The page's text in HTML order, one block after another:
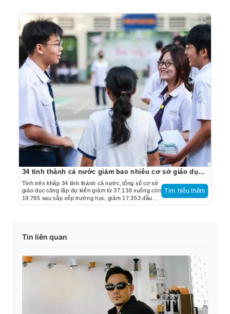
34 tỉnh thành cả nước giảm bao nhiêu cơ sở giáo dục sau sắp xếp trường học?
Tính trên khắp 34 tỉnh thành cả nước, tổng số cơ sở
giáo dục công lập dự kiến giảm từ 37.138 xuống còn
19.785 sau sắp xếp trường học, giảm 17.353 đầu
mối, tương ứng với giảm 46,7%.
Tìm hiểu thêm
Tin liên quan